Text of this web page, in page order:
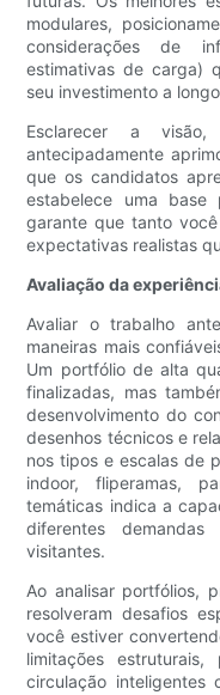
modulares,
considerações de
estimativas de carga)
seu investimento a
Esclarecer a
antecipadamente
que os candidatos
estabelece uma
garante que tanto
expectativas realistas
Avaliação da
Avaliar o trabalho
maneiras mais
Um portfólio de alta
finalizadas, mas
desenvolvimento do
desenhos técnicos e
nos tipos e escalas de
indoor, fliperamas,
temáticas indica a
diferentes
visitantes.
Ao analisar portfólios,
resolveram desafios
você estiver
limitações
circulação inteligentes